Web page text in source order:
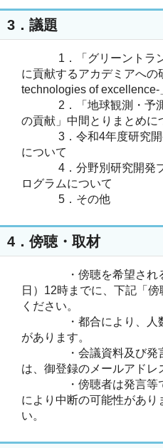
3．議題
1．「グリーントラン
に貢献するアカデミアへの
technologies of excellence-
2．「地球観測・予測
の貢献」中間とりまとめに
3．令和4年度研究開発
について
4．分野別研究開発プ
ログラムについて
5．その他
4．傍聴・取材
・傍聴を希望される
日）12時までに、下記「
ください。
・都合により、人数
があります。
・会議資料及び発言
は、御登録のメールアドレ
・傍聴者は発言等で
により中断の可能性があり
い。